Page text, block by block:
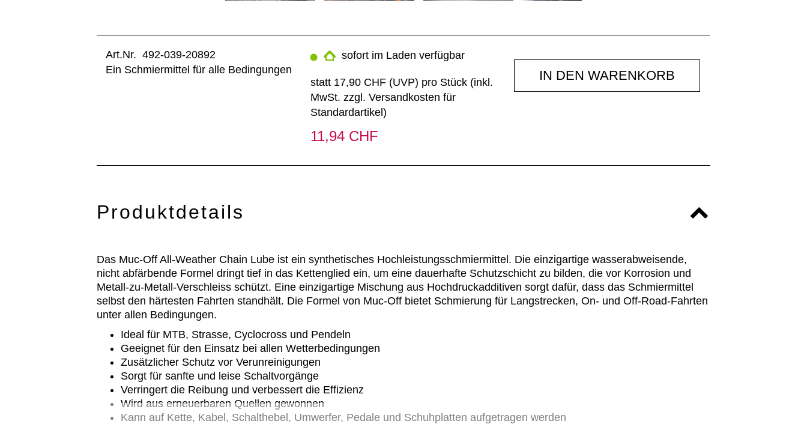
Art.Nr. 492-039-20892
Ein Schmiermittel für alle Bedingungen
sofort im Laden verfügbar
statt 17,90 CHF(UVP) pro Stück (inkl.
MwSt. zzgl. Versandkosten für
Standardartikel )
11,94 CHF
IN DEN WARENKORB
Produktdetails
Das Muc-Off All-Weather Chain Lube ist ein synthetisches Hochleistungsschmiermittel. Die einzigartige wasserabweisende,
nicht abfärbende Formel dringt tief in das Kettenglied ein, um eine dauerhafte Schutzschicht zu bilden, die vor Korrosion und
Metall-zu-Metall-Verschleiss schützt. Eine einzigartige Mischung aus Hochdruckadditiven sorgt dafür, dass das Schmiermittel
selbst den härtesten Fahrten standhält. Die Formel von Muc-Off bietet Schmierung für Langstrecken, On- und Off-Road-Fahrten
unter allen Bedingungen.
Ideal für MTB, Strasse, Cyclocross und Pendeln
Geeignet für den Einsatz bei allen Wetterbedingungen
Zusätzlicher Schutz vor Verunreinigungen
Sorgt für sanfte und leise Schaltvorgänge
Verringert die Reibung und verbessert die Effizienz
Wird aus erneuerbaren Quellen gewonnen
Kann auf Kette, Kabel, Schalthebel, Umwerfer, Pedale und Schuhplatten aufgetragen werden